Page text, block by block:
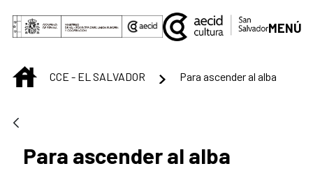
Saltar al contenido principal
MENÚ
INICIOCCE - EL SALVADOR Para ascender al alba
Para ascender al alba